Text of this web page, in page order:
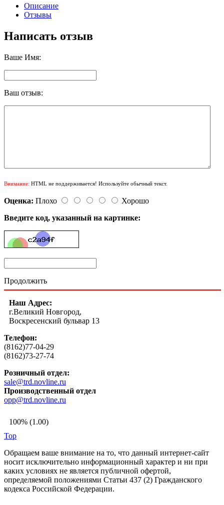
Описание
Отзывы
Написать отзыв
Ваше Имя:
Ваш отзыв:
Внимание: HTML не поддерживается! Используйте обычный текст.
Оценка: Плохо
Хорошо
Введите код, указанный на картинке:
Продолжить
Наш Адрес:
г.Великий Новгород,
Воскресенский бульвар 13
Телефон:
(8162)77-04-29
(8162)73-27-74
Розничный отдел:
sale@trd.novline.ru
Производственный отдел
opp@trd.novline.ru
100% (1.00)
Top
Обращаем ваше внимание на то, что данный интернет-сайт
носит исключительно информационный характер и ни при
каких условиях не является публичной офертой,
определяемой положениями Статьи 437 (2) Гражданского
кодекса Российской Федерации.